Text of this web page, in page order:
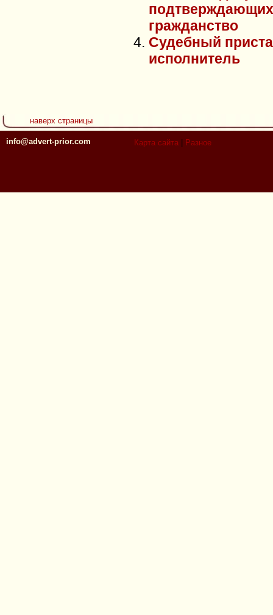
гражданство
Судебный
исполнитель
наверх страницы
info@advert-prior.com Карта сайта Разное